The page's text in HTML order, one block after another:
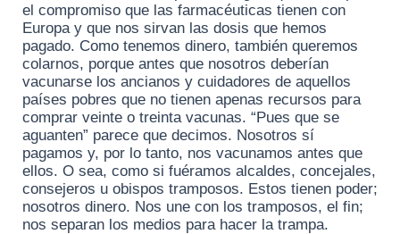
el compromiso que las farmacéuticas tienen con
Europa y que nos sirvan las dosis que hemos
pagado. Como tenemos dinero, también queremos
colarnos, porque antes que nosotros deberían
vacunarse los ancianos y cuidadores de aquellos
países pobres que no tienen apenas recursos para
comprar veinte o treinta vacunas. “Pues que se
aguanten” parece que decimos. Nosotros sí
pagamos y, por lo tanto, nos vacunamos antes que
ellos. O sea, como si fuéramos alcaldes, concejales,
consejeros u obispos tramposos. Estos tienen poder;
nosotros dinero. Nos une con los tramposos, el fin;
nos separan los medios para hacer la trampa.